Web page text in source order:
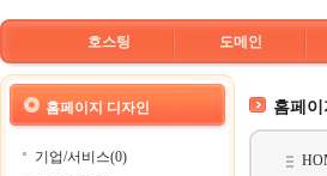
호스팅 도메인
홈페이지 디자인
기업/서비스(0)
홈페